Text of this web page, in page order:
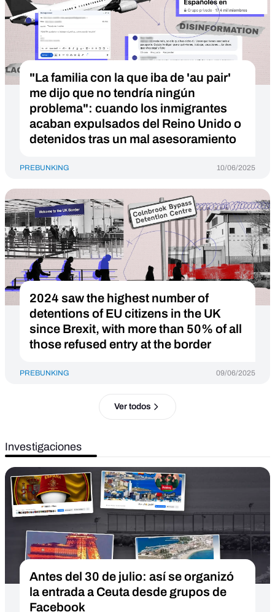
"La familia con la que iba de 'au pair'
me dijo que no tendría ningún
problema": cuando los inmigrantes
acaban expulsados del Reino Unido o
detenidos tras un mal asesoramiento
PREBUNKING 10/06/2025
2024 saw the highest number of
detentions of EU citizens in the UK
since Brexit, with more than 50% of all
those refused entry at the border
PREBUNKING 09/06/2025
Ver todos
Investigaciones
Antes del 30 de julio: así se organizó
la entrada a Ceuta desde grupos de
Facebook